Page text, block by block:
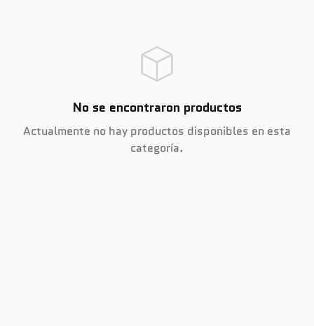
No se encontraron productos
Actualmente no hay productos disponibles en esta
categoría.